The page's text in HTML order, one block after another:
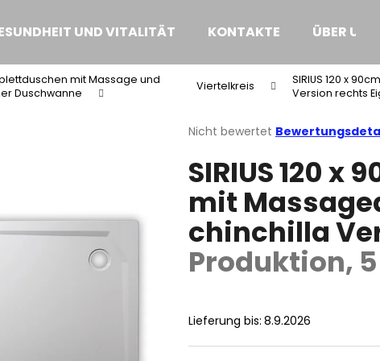
UND VITALITÄT KONTAKTE ÜBER UNS
mit Massage und
Duschwanne
Viertelkreis
SIRIUS 120 x
Version rechts
Die
Produktbewertung
ist
von
5
Sternen.
Nicht bewertet
SIRIUS 120
mit
chinchilla
Produktion,
Lieferung bis: 8.9.2026
Was suchen Sie?
Wir empfehlen